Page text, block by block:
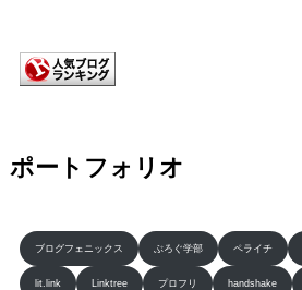
ポートフォリオ
ブログフェニックス ぶろぐ学部 ペライチ
lit.link Linktree プロフリ handshake